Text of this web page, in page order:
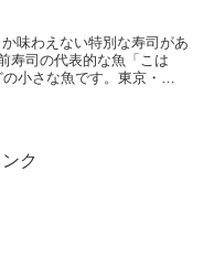
味わえない特別な寿司があ
寿司の代表的な魚「こは
小さな魚です。東京・恵
ク